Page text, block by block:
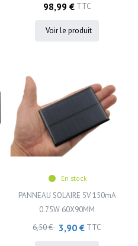
98,99 € TTC
Voir le produit
En stock
PANNEAU SOLAIRE 5V 150mA
0.75W 60X90MM
6,50 € 3,90 € TTC